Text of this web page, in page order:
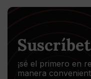
¡sé el primero en
manera